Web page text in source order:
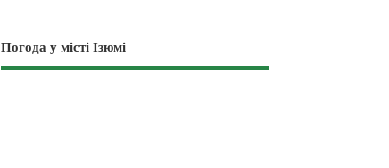
Погода у місті Ізюмі